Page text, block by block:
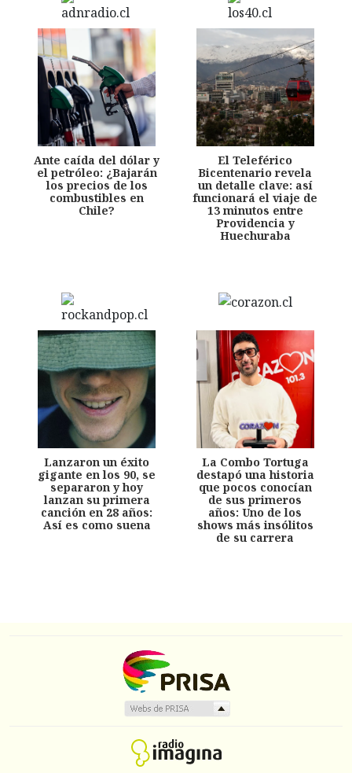
Ante caída del dólar y
el petróleo: ¿Bajarán
los precios de los
combustibles en
Chile?
El Teleférico
Bicentenario revela
un detalle clave: así
funcionará el viaje de
13 minutos entre
Providencia y
Huechuraba
Lanzaron un éxito
gigante en los 90, se
separaron y hoy
lanzan su primera
canción en 28 años:
Así es como suena
La Combo Tortuga
destapó una historia
que pocos conocían
de sus primeros
años: Uno de los
shows más insólitos
de su carrera